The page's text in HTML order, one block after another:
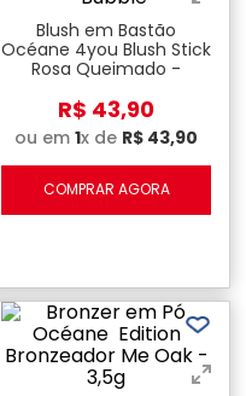
Blush em Bastão
Océane 4you Blush Stick
Rosa Queimado -
R$ 43,90
ou em 1x de R$ 43,90
COMPRAR AGORA